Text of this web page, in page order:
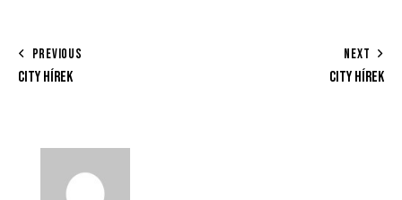
PREVIOUS
CITY HÍREK
NEXT
CITY HÍREK